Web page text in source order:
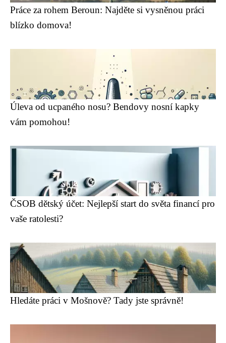
Práce za rohem Beroun: Najděte si vysněnou práci
blízko domova!
Úleva od ucpaného nosu? Bendovy nosní kapky
vám pomohou!
ČSOB dětský účet: Nejlepší start do světa financí pro
vaše ratolesti?
Hledáte práci v Mošnově? Tady jste správně!